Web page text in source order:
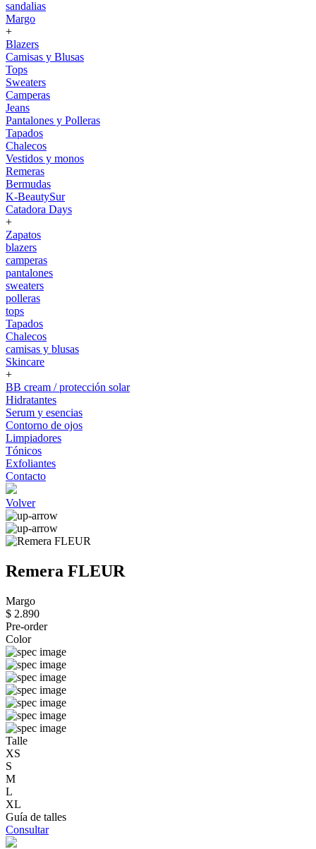
sandalias
Margo
+
Blazers
Camisas y Blusas
Tops
Sweaters
Camperas
Jeans
Pantalones y Polleras
Tapados
Chalecos
Vestidos y monos
Remeras
Bermudas
K-BeautySur
Catadora Days
+
Zapatos
blazers
camperas
pantalones
sweaters
polleras
tops
Tapados
Chalecos
camisas y blusas
Skincare
+
BB cream / protección solar
Hidratantes
Serum y esencias
Contorno de ojos
Limpiadores
Tónicos
Exfoliantes
Contacto
Volver
Remera FLEUR
Margo
$ 2.890
Pre-order
Color
Talle
XS
S
M
L
XL
Guía de talles
Consultar